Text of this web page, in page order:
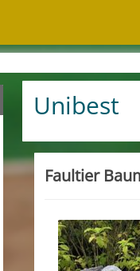
Unibest
Faultier